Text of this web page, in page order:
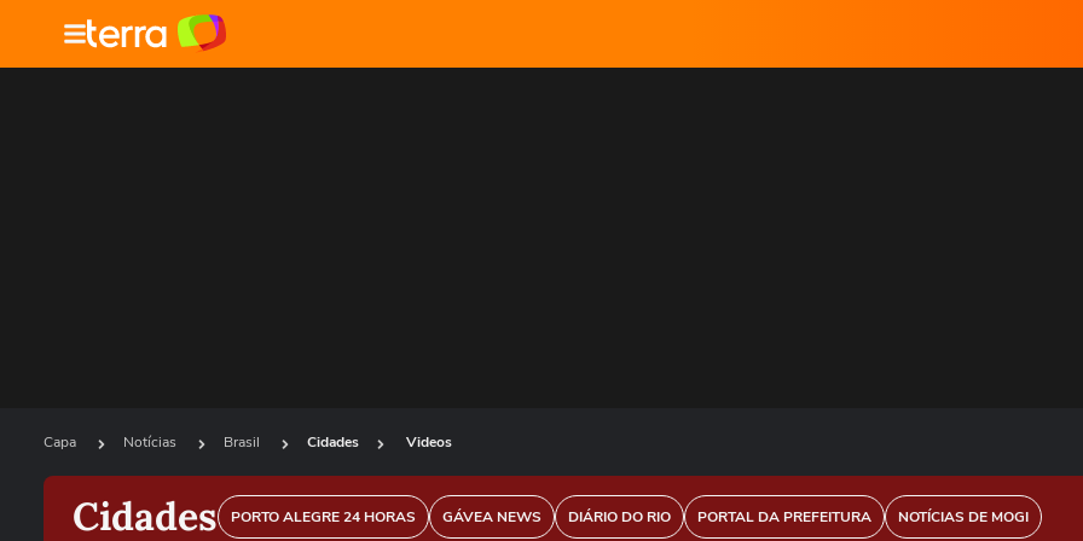
Capa Notícias Brasil Cidades Videos
Cidades PORTO ALEGRE 24 HORAS GÁVEA NEWS DIÁRIO DO RIO PORTAL DA PREFEITURA NOTÍCIAS DE MOGI